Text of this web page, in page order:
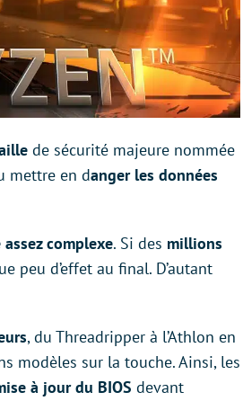
de sécurité majeure nommée
mettre en danger les données
complexe. Si des millions
peu d’effet au final. D’autant
, du Threadripper à l’Athlon en
modèles sur la touche. Ainsi, les
à jour du BIOS devant